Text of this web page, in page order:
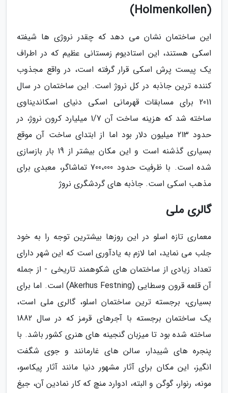
(Holmenkollen)
این ساختمان نشان می دهد که چقدر نروژی ها شیفته
اسکی هستند، این استادیوم زمستانی عظیم که در اطراف
یک پیست پرش اسکی قرار گرفته است، در واقع مجذوب
کننده ترین جاذبه در کل نروژ است. این ساختمان در سال
2011 برای مسابقات قهرمانی اسکی دنیای اسکاندیناوی
ساخته شد که هزینه ساخت آن 1/7 میلیارد کرون نروژ، در
حدود 213 میلیون دلار بود اما از ابتدای ساخت آن موقع
بسیاری گذشنه است و این مکان بیشتر از 19 بار بازسازی
شده است. با ظرفیت حدود 700،000 تماشاگر، معبدی برای
مذهب اسکی است. جاذبه های گردشگری نروژ
گالری ملی
معماری تازه اسلو در این روزها بیشترین توجه را به خود
جلب می نماید، اما لازم به یادآوری است که این شهر دارای
تعداد زیادی از ساختمان های شکوهمند تاریخی - از جمله
آن قلعه قرون وسطایی (Akerhus Festning) است. اما برای
بسیاری، برجسته ترین ساختمان اسلو، گالری ملی است،
یک ساختمان برجسته با آجرهای قرمز که در سال 1882
ساخته شده بود تا میزبان گنجینه های هنری کشور باشد. با
پنجره های شیبدار، سالن های غارمانند و جوی شگفت
انگیز، این مکان برای آثار مشهور دنیا مانند آثار پیکاسو،
مونه، رنوار، گوگن و البته، ادوارد منچ که کار نمادین آن، جیغ